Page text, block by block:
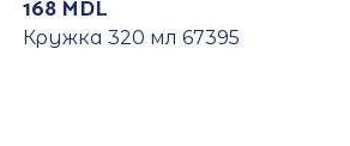
168 MDL
Кружка 320 мл 67395